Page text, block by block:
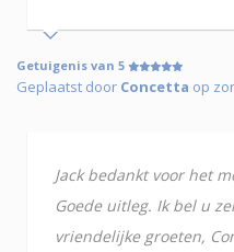
Getuigenis van 5
Geplaatst door Concetta op
Jack bedankt voor het
Goede uitleg. Ik bel u
vriendelijke groeten,